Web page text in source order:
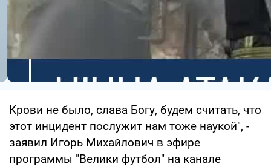
Крови не было, слава Богу, будем считать, что
этот инцидент послужит нам тоже наукой", -
заявил Игорь Михайлович в эфире
программы "Велики футбол" на канале